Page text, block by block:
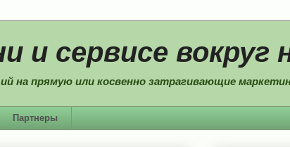
и сервисе вокруг
на прямую или косвенно затрагивающие
Партнеры